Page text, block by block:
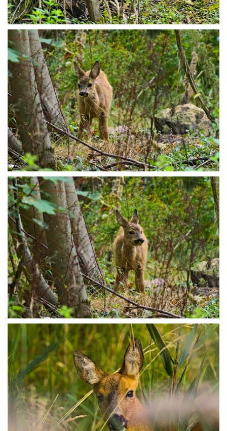
P8196374
P8196383
P8196385